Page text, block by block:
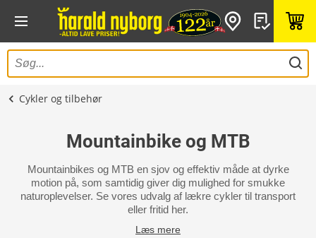
Cykler og tilbehør
Mountainbike og MTB
Mountainbikes og MTB en sjov og effektiv måde at dyrke
motion på, som samtidig giver dig mulighed for smukke
naturoplevelser. Se vores udvalg af lækre cykler til transport
eller fritid her.
Læs mere